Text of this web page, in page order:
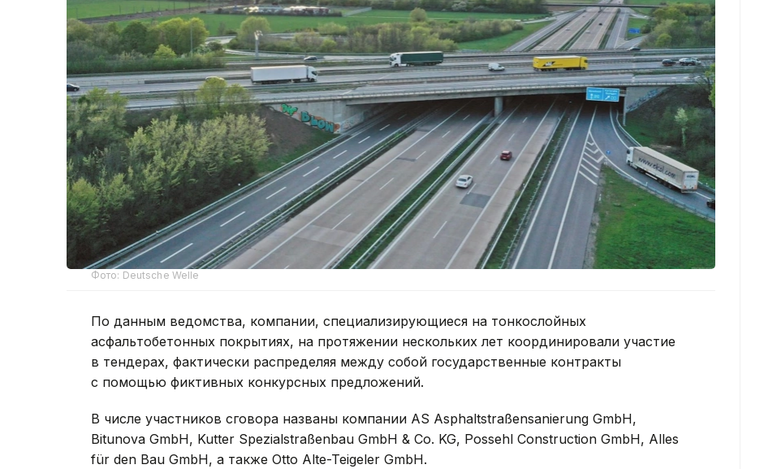
Фото: Deutsche Welle
По данным ведомства, компании, специализирующиеся на тонкослойных
асфальтобетонных покрытиях, на протяжении нескольких лет координировали участие
в тендерах, фактически распределяя между собой государственные контракты
с помощью фиктивных конкурсных предложений.
В числе участников сговора названы компании AS Asphaltstraßensanierung GmbH,
Bitunova GmbH, Kutter Spezialstraßenbau GmbH & Co. KG, Possehl Construction GmbH, Alles
für den Bau GmbH, а также Otto Alte-Teigeler GmbH.